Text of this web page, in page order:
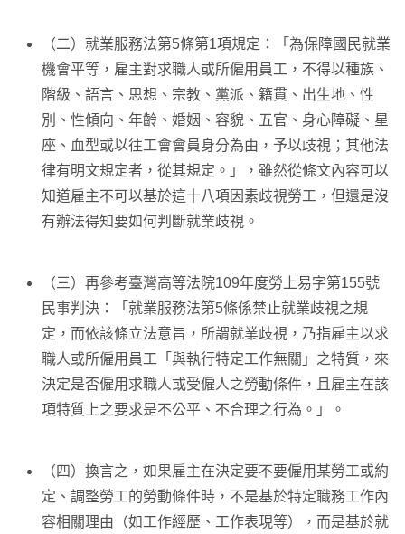
（二）就業服務法第5條第1項規定：「為保障國民就業
機會平等，雇主對求職人或所僱用員工，不得以種族、
階級、語言、思想、宗教、黨派、籍貫、出生地、性
別、性傾向、年齡、婚姻、容貌、五官、身心障礙、星
座、血型或以往工會會員身分為由，予以歧視；其他法
律有明文規定者，從其規定。」，雖然從條文內容可以
知道雇主不可以基於這十八項因素歧視勞工，但還是沒
有辦法得知要如何判斷就業歧視。
（三）再參考臺灣高等法院109年度勞上易字第155號
民事判決：「就業服務法第5條係禁止就業歧視之規
定，而依該條立法意旨，所謂就業歧視，乃指雇主以求
職人或所僱用員工「與執行特定工作無關」之特質，來
決定是否僱用求職人或受僱人之勞動條件，且雇主在該
項特質上之要求是不公平、不合理之行為。」。
（四）換言之，如果雇主在決定要不要僱用某勞工或約
定、調整勞工的勞動條件時，不是基於特定職務工作內
容相關理由（如工作經歷、工作表現等），而是基於就